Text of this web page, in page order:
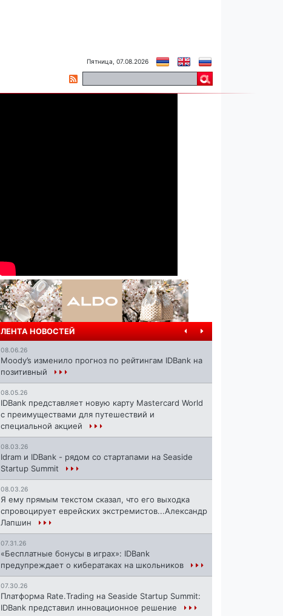
Пятница, 07.08.2026
ЛЕНТА НОВОСТЕЙ
08.06.26
Moody’s изменило прогноз по рейтингам IDBank на
позитивный
08.05.26
IDBank представляет новую карту Mastercard World
с преимуществами для путешествий и
специальной акцией
08.03.26
Idram и IDBank - рядом со стартапами на Seaside
Startup Summit
08.03.26
Я ему прямым текстом сказал, что его выходка
спровоцирует еврейских экстремистов...Александр
Лапшин
07.31.26
«Бесплатные бонусы в играх»: IDBank
предупреждает о кибератаках на школьников
07.30.26
Платформа Rate.Trading на Seaside Startup Summit:
IDBank представил инновационное решение